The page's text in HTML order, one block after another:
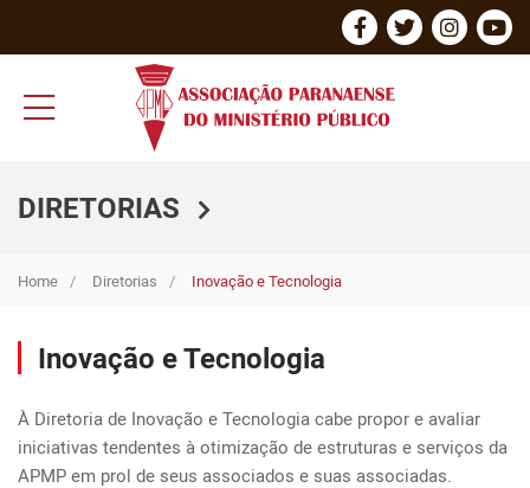
DIRETORIAS
Home Diretorias Inovação e Tecnologia
Inovação e Tecnologia
À Diretoria de Inovação e Tecnologia cabe propor e avaliar
iniciativas tendentes à otimização de estruturas e serviços da
APMP em prol de seus associados e suas associadas.